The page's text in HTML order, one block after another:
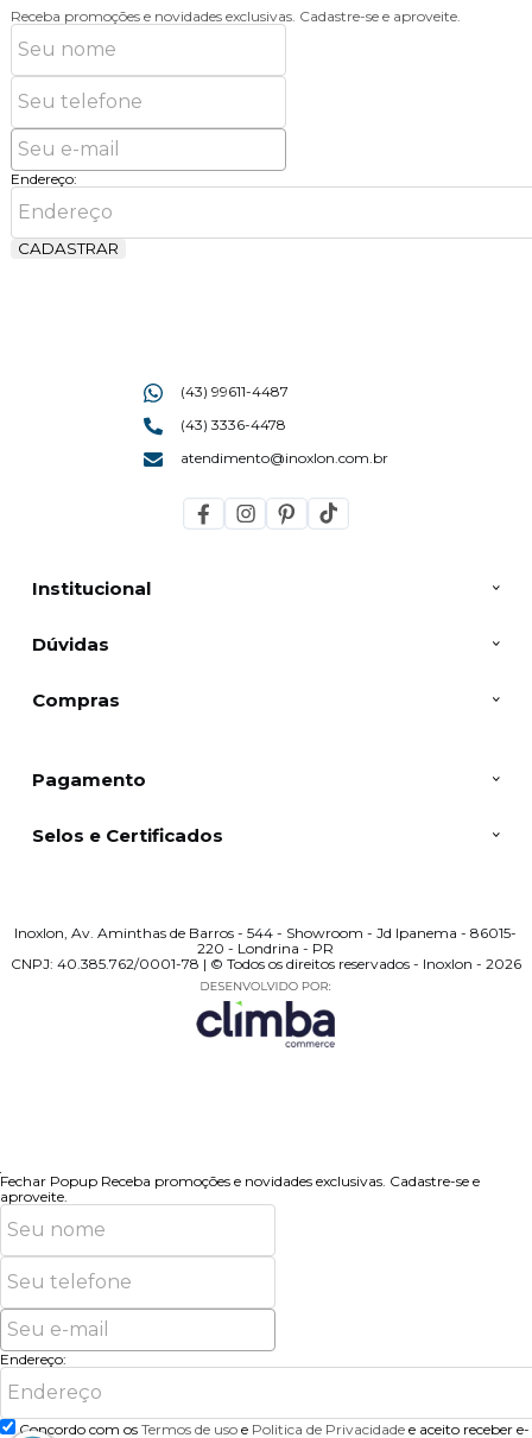
Receba promoções e novidades exclusivas. Cadastre-se e aproveite.
Endereço:
CADASTRAR
Institucional
Dúvidas
Compras
(43) 99611-4487
(43) 3336-4478
atendimento@inoxlon.com.br
Pagamento
Selos e Certificados
Inoxlon, Av. Aminthas de Barros - 544 - Showroom - Jd Ipanema - 86015-
220 - Londrina - PR
CNPJ: 40.385.762/0001-78 | © Todos os direitos reservados - Inoxlon - 2026
Fechar Popup Receba promoções e novidades exclusivas. Cadastre-se e
aproveite.
Endereço:
Concordo com os Termos de uso e Politica de Privacidade e aceito receber e-